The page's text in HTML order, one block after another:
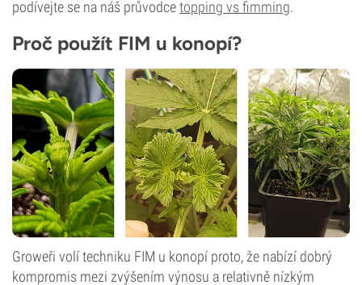
podívejte se na náš průvodcetopping vs fimming.
Proč použít FIM u konopí?
Groweři volí techniku FIM u konopí proto, že nabízí dobrý
kompromis mezi zvýšením výnosu a relativně nízkým